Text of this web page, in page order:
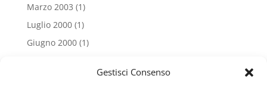
Gestisci Consenso
Marzo 2003 (1)
Luglio 2000(1)
Giugno 2000(1)